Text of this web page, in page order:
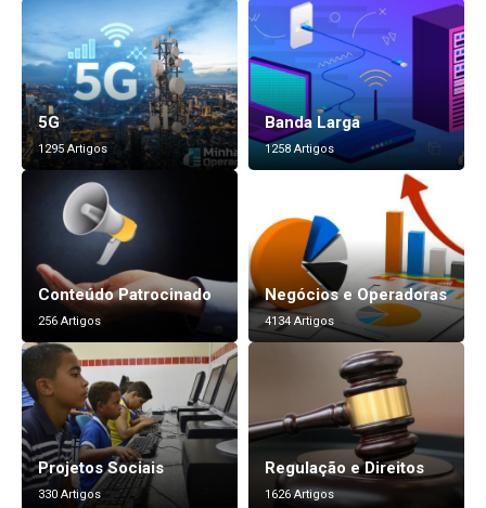
5G
1295 Artigos
Banda Larga
1258 Artigos
Conteúdo Patrocinado
256 Artigos
Negócios e Operadoras
4134 Artigos
Projetos Sociais
330 Artigos
Regulação e Direitos
1626 Artigos